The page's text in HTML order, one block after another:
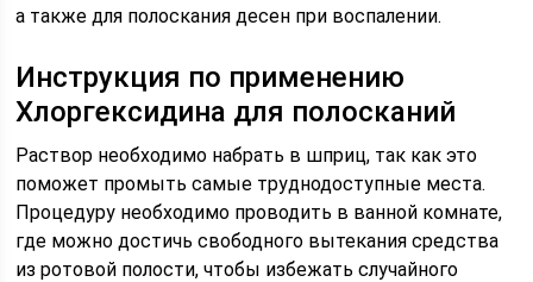
а также для полоскания десен при воспалении.
Инструкция по применению
Хлоргексидина для полосканий
Раствор необходимо набрать в шприц, так как это
поможет промыть самые труднодоступные места.
Процедуру необходимо проводить в ванной комнате,
где можно достичь свободного вытекания средства
из ротовой полости, чтобы избежать случайного